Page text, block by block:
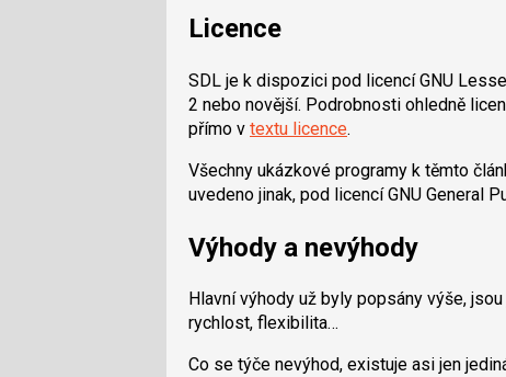
Licence
SDL je k dispozici pod licencí GNU
2 nebo novější. Podrobnosti ohledně
přímo v textu licence.
Všechny ukázkové programy k těmto
uvedeno jinak, pod licencí GNU General
Výhody a nevýhody
Hlavní výhody už byly popsány výše,
rychlost, flexibilita…
Co se týče nevýhod, existuje asi jen